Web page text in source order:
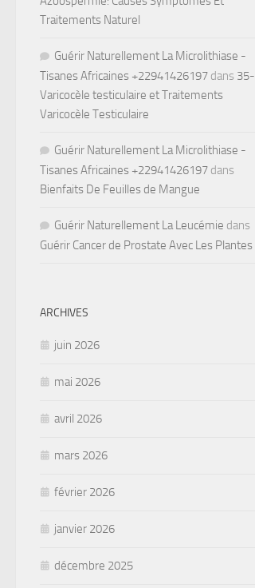
Traitements Naturel
Guérir Naturellement La Microlithiase -
Tisanes Africaines +22941426197 dans 35-
Varicocèle testiculaire et Traitements
Varicocèle Testiculaire
Guérir Naturellement La Microlithiase -
Tisanes Africaines +22941426197 dans
Bienfaits De Feuilles de Mangue
Guérir Naturellement La Leucémie dans
Guérir Cancer de Prostate Avec Les Plantes
ARCHIVES
juin 2026
mai 2026
avril 2026
mars 2026
février 2026
janvier 2026
décembre 2025